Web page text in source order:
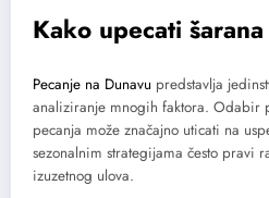
Kako upecati
Pecanje na Dunavu predstavlja
analiziranje mnogih faktora. Odabir
pecanja može značajno uticati na
sezonalnim strategijama često pravi
izuzetnog ulova.